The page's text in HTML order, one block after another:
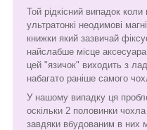
Той рідкісний випадок
ультратонкі неодимові
книжки який зазвичай
найслабше місце
цей "язичок" виходить з
набагато раніше самого
У нашому випадку ця
оскільки 2 половинки
завдяки вбудованим в них